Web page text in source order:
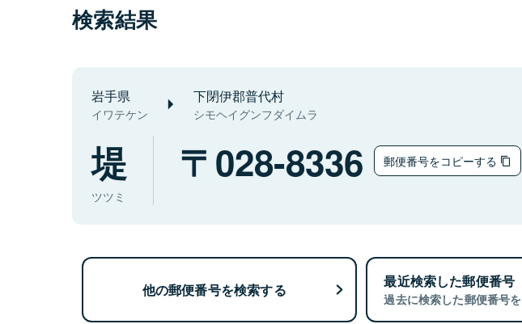
検索結果
岩手県
イワテケン
下閉伊郡普代村
シモヘイグンフダイムラ
堤
ツツミ
028-8336 郵便番号をコピーする
他の郵便番号を検索する 最近検索した郵便番号
過去に検索した郵便番号